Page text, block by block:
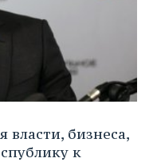
власти, бизнеса,
к